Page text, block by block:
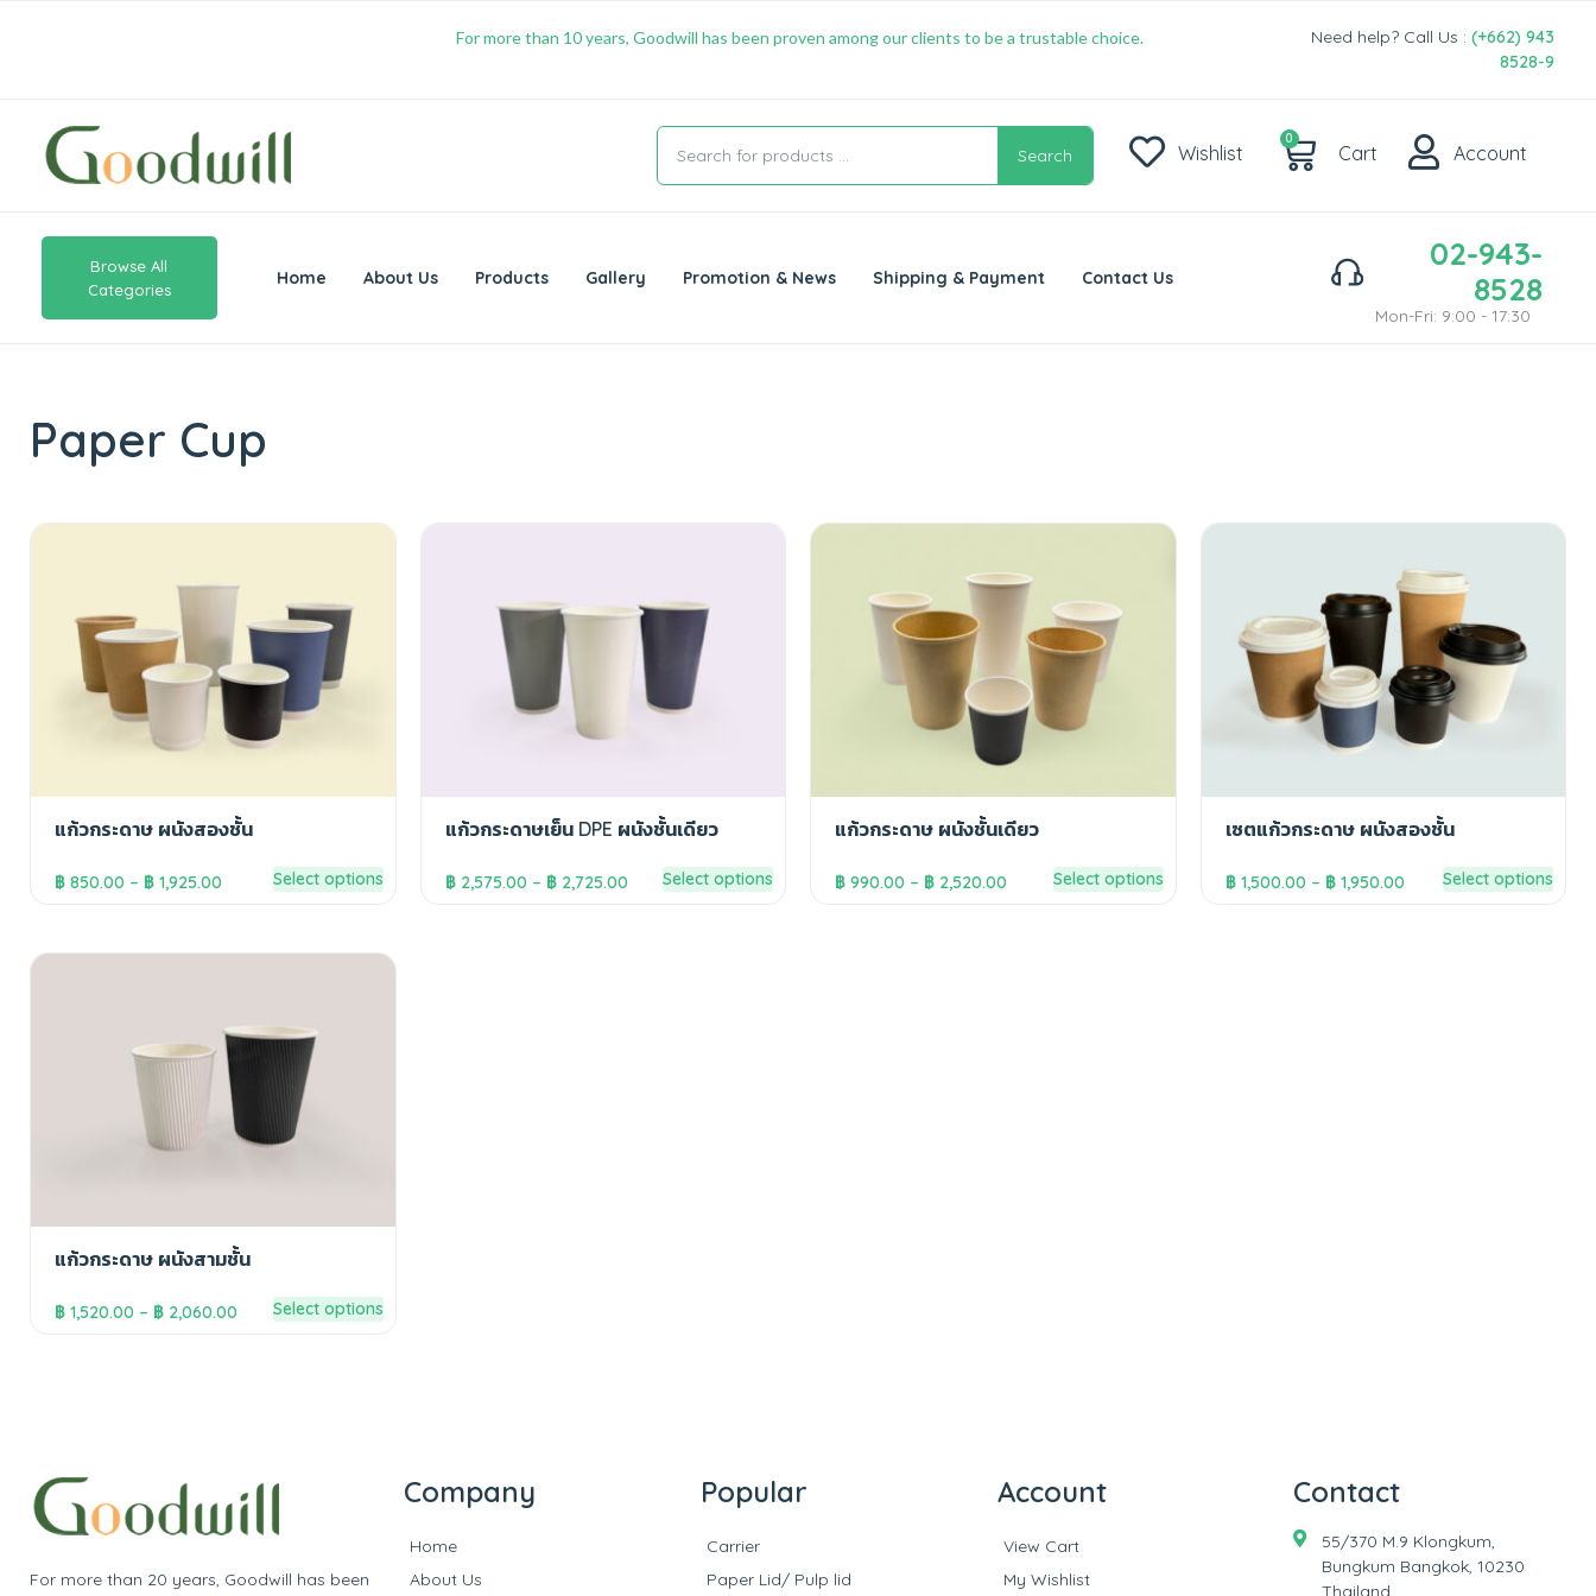
For more than 10 years, Goodwill has been proven among our clients to be a trustable choice. Need help? Call Us : (+662) 943
8528-9
Search Wishlist
0
Cart Account
Browse All
Categories
Home About Us Products Gallery Promotion & News Shipping & Payment Contact Us
02-943-
8528
Mon-Fri: 9:00 - 17:30
Paper Cup
แก้วกระดาษ ผนังสองชั้น
฿ 850.00 – ฿ 1,925.00 Select options
แก้วกระดาษเย็น DPE ผนังชั้นเดียว
฿2,575.00 – ฿2,725.00 Select options
แก้วกระดาษ ผนังชั้นเดียว
฿ 990.00 – ฿ 2,520.00 Select options
เซตแก้วกระดาษ ผนังสองชั้น
฿1,500.00 – ฿1,950.00 Select options
แก้วกระดาษ ผนังสามชั้น
฿ 1,520.00 – ฿ 2,060.00 Select options
For more than 20 years, Goodwill has been
Company
Home
About Us
Popular
Carrier
Paper Lid/ Pulp lid
Account
View Cart
My Wishlist
Contact
55/370 M.9 Klongkum,
Bungkum Bangkok, 10230
Thailand